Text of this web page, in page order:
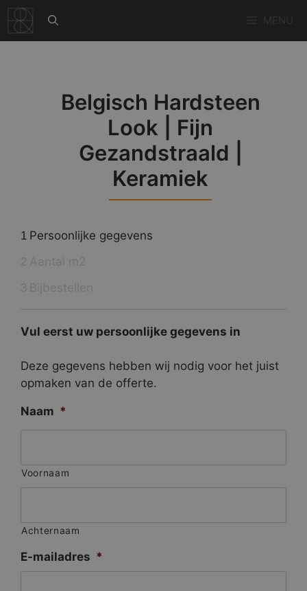
naar
de
Belgisch Hardsteen
Look | Fijn
Gezandstraald |
Keramiek
1 Persoonlijke gegevens
Vul eerst uw persoonlijke gegevens in
Deze gegevens hebben wij nodig voor het juist
opmaken van de offerte.
Naam *
Voornaam
Achternaam
E-mailadres *